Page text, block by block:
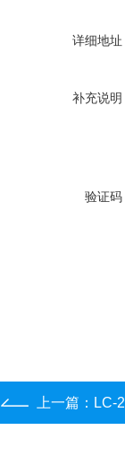
详细地址
补充说明
验证码
上一篇： LC-